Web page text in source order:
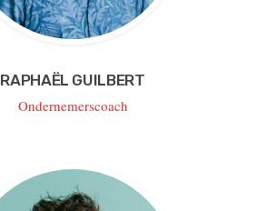
RAPHAËL GUILBERT
Ondernemerscoach